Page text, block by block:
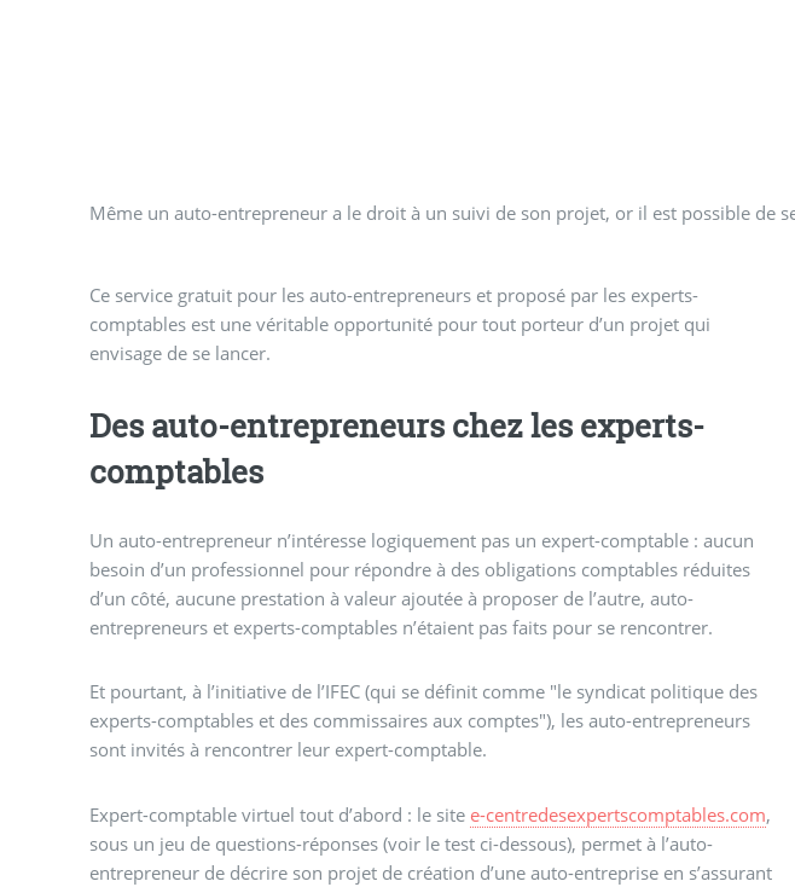
Même un auto-entrepreneur a le droit à un suivi de son projet, or il est possible de
Ce service gratuit pour les auto-entrepreneurs et proposé par les experts-
comptables est une véritable opportunité pour tout porteur d’un projet qui
envisage de se lancer.
Des auto-entrepreneurs chez les experts-
comptables
Un auto-entrepreneur n’intéresse logiquement pas un expert-comptable : aucun
besoin d’un professionnel pour répondre à des obligations comptables réduites
d’un côté, aucune prestation à valeur ajoutée à proposer de l’autre, auto-
entrepreneurs et experts-comptables n’étaient pas faits pour se rencontrer.
Et pourtant, à l’initiative de l’IFEC (qui se définit comme "le syndicat politique des
experts-comptables et des commissaires aux comptes"), les auto-entrepreneurs
sont invités à rencontrer leur expert-comptable.
Expert-comptable virtuel tout d’abord : le site e-centredesexpertscomptables.com,
sous un jeu de questions-réponses (voir le test ci-dessous), permet à l’auto-
entrepreneur de décrire son projet de création d’une auto-entreprise en s’assurant